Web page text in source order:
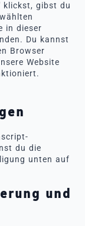
klickst, gibst du
in dieser
Du kannst
Browser
Website
du die
unten auf
und